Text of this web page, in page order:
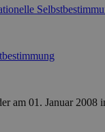
am 01. Januar